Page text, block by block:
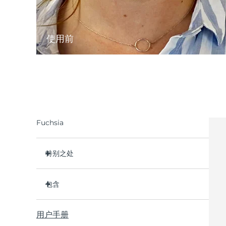
使用前
Fuchsia
特别之处
临床证明可在1周内显著改善皮肤紧致度和弹性。
2种革命性的微电流：Advanced Microcurrent™
& Lifting Microcurrent™
包含
USB 充电线
用户手册